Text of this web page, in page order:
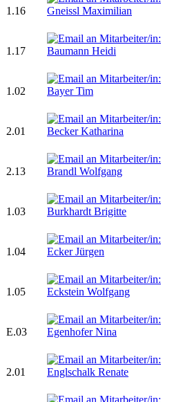
1.16
1.17
1.02
2.01
2.13
1.03
1.04
1.05
E.03
2.01